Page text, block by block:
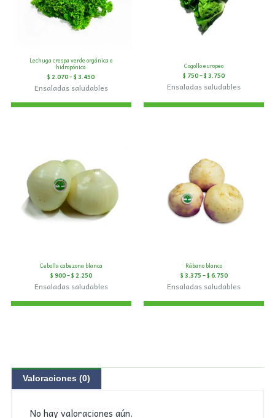
Lechuga crespa verde orgánica e
hidropónica
$ 2.070–$ 3.450
Ensaladas saludables
Cogollo europeo
$ 750–$ 3.750
Ensaladas saludables
Cebolla cabezona blanca
$ 900–$ 2.250
Ensaladas saludables
Rábano blanco
$ 3.375 –$ 6.750
Ensaladas saludables
Valoraciones (0)
No hay valoraciones aún.